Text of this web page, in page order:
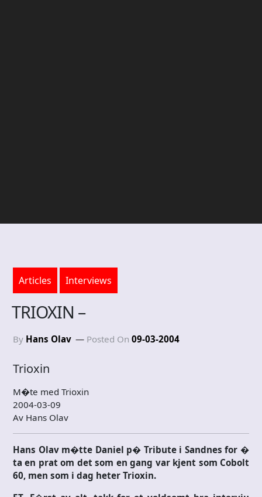
Articles Interviews
TRIOXIN –
By Hans Olav Posted On 09-03-2004
Trioxin
M�te med Trioxin
2004-03-09
Av Hans Olav
Hans Olav m�tte Daniel p� Tribute i Sandnes for �
ta en prat om det som en gang var kjent som Cobolt
60, men som i dag heter Trioxin.